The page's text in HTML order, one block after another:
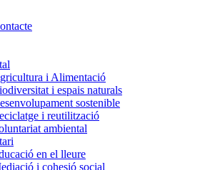
i Alimentació
i espais naturals
sostenible
i reutilització
ambiental
en el lleure
i cohesió social